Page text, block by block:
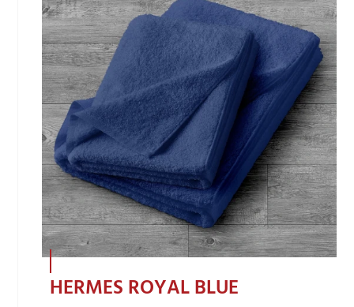
HERMES ROYAL BLUE